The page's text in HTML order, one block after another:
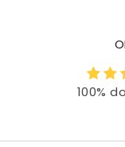
100%